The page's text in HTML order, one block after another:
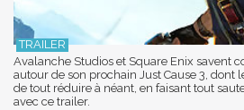
Avalanche Studios et Square Enix savent
autour de son prochain Just Cause 3,
de tout réduire à néant, en faisant tout
avec ce trailer.